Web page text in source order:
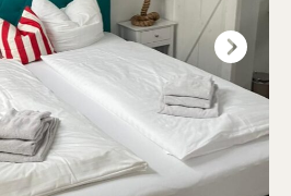
Next